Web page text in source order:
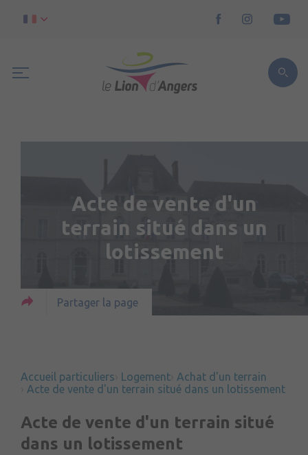
Acte de vente d'un
terrain situé dans un
lotissement
Partager la page
Accueil particuliers Logement Achat d'un terrain
Acte de vente d'un terrain situé dans un lotissement
Acte de vente d'un terrain situé
dans un lotissement